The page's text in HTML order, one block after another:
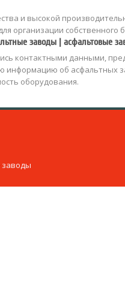
и высокой
организации собственного
заводы | асфальтовые
контактными данными,
информацию об асфальтных
оборудования.
заводы